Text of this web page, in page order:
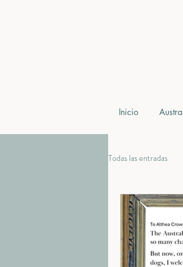
Inicio
Todas las entradas
historia de
Qué es la